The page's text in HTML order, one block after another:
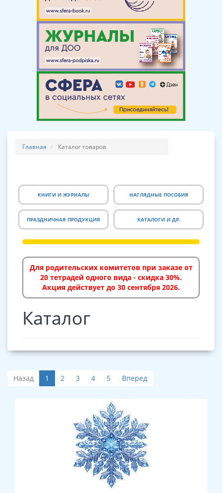
Главная Каталог товаров
КНИГИ И ЖУРНАЛЫ НАГЛЯДНЫЕ ПОСОБИЯ
ПРАЗДНИЧНАЯ ПРОДУКЦИЯ КАТАЛОГИ И ДР.
Для родительских комитетов при заказе от
20 тетрадей одного вида - скидка 30%.
Акция действует до 30 сентября 2026.
Каталог
Назад 1 2 3 4 5 Вперед